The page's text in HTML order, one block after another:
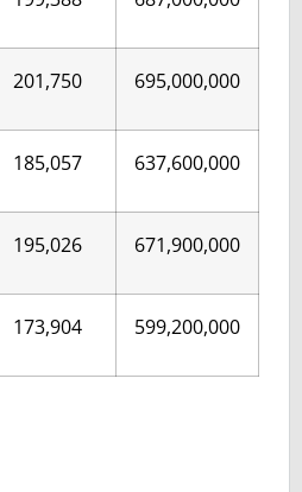
201,750 695,000,000
185,057 637,600,000
195,026 671,900,000
173,904 599,200,000